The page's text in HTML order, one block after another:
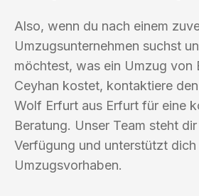
Also, wenn du nach einem
Umzugsunternehmen suchst
möchtest, was ein Umzug von
Ceyhan kostet, kontaktiere
Wolf Erfurt aus Erfurt für eine
Beratung. Unser Team steht
Verfügung und unterstützt dich
Umzugsvorhaben.